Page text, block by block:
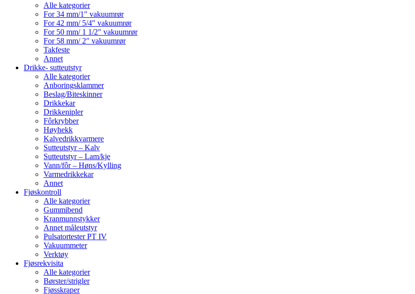
Alle kategorier
For 34 mm/1″ vakuumrør
For 42 mm/ 5/4″ vakuumrør
For 50 mm/ 1 1/2″ vakuumrør
For 58 mm/ 2″ vakuumrør
Takfeste
Annet
Drikke- sutteutstyr
Alle kategorier
Anboringsklammer
Beslag/Biteskinner
Drikkekar
Drikkenipler
Fôrkrybber
Høyhekk
Kalvedrikkvarmere
Sutteutstyr – Kalv
Sutteutstyr – Lam/kje
Vann/fôr – Høns/Kylling
Varmedrikkekar
Annet
Fjøskontroll
Alle kategorier
Gummibend
Kranmunnstykker
Annet måleutstyr
Pulsatortester PT IV
Vakuummeter
Verktøy
Fjøsrekvisita
Alle kategorier
Børster/strigler
Fjøsskraper